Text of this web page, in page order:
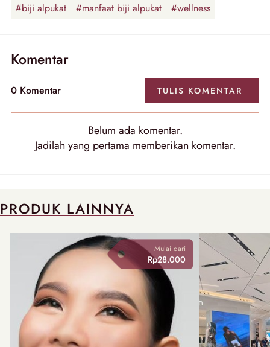
#biji alpukat #manfaat biji alpukat #wellness
Komentar
0 Komentar TULIS KOMENTAR
Belum ada komentar.
Jadilah yang pertama memberikan komentar.
PRODUK LAINNYA
Mulai dari
Rp28.000